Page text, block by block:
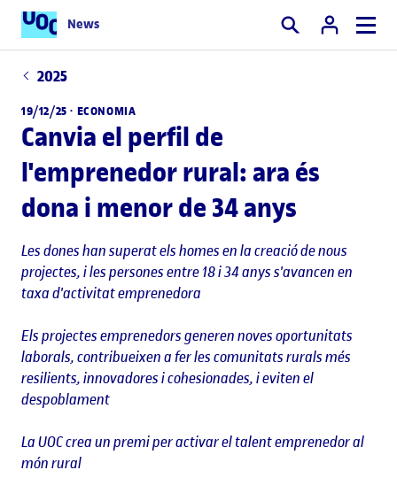
News Cercar
2025
19/12/25 · ECONOMIA
Canvia el perfil de
l'emprenedor rural: ara és
dona i menor de 34 anys
Les dones han superat els homes en la creació de nous
projectes, i les persones entre 18 i 34 anys s'avancen en
taxa d'activitat emprenedora
Els projectes emprenedors generen noves oportunitats
laborals, contribueixen a fer les comunitats rurals més
resilients, innovadores i cohesionades, i eviten el
despoblament
La UOC crea un premi per activar el talent emprenedor al
món rural